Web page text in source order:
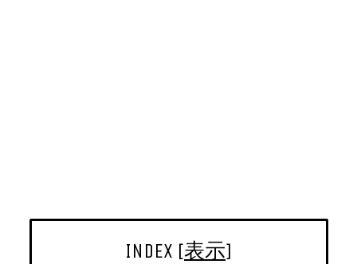
INDEX [表示]